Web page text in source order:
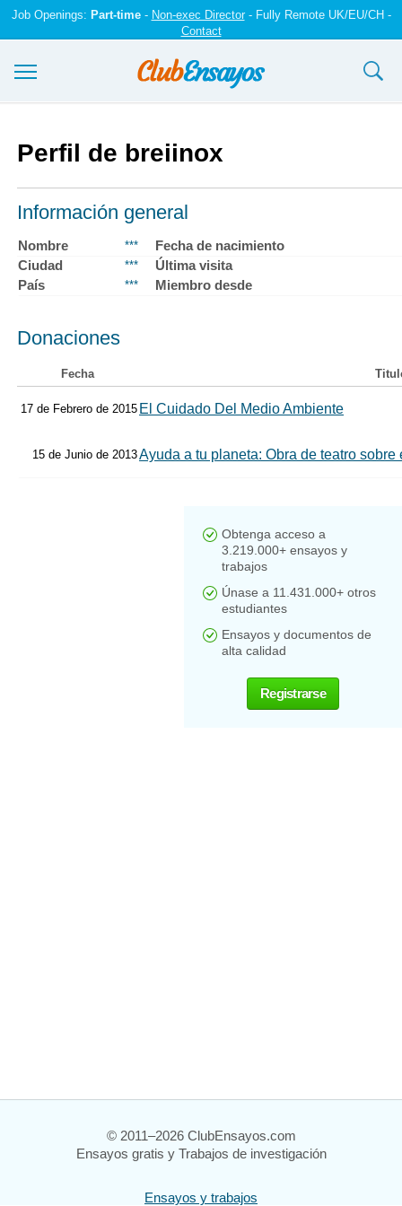
Job Openings: Part-time- Non-exec Director- Fully Remote UK/EU/CH -
Contact
Registrarse
Iniciar sesión
Contáctenos
Perfil de breiinox
Información general
Nombre ***
Fecha de nacimiento
Ciudad
***
Última visita
País
*** Miembro desde
Donaciones
Fecha
17 de Febrero de 2015 El Cuidado Del Medio Ambiente
15 de Junio de 2013Ayuda a tu planeta: Obra de teatro
Obtenga acceso a
3.219.000+ ensayos y
trabajos
Únase a 11.431.000+ otros
estudiantes
Ensayos y documentos de
alta calidad
Registrarse
© 2011–2026 ClubEnsayos.com
Ensayos gratis y Trabajos de investigación
Ensayos y trabajos